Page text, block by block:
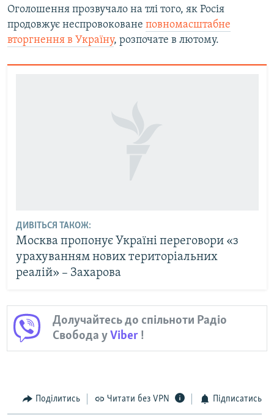
Оголошення прозвучало на тлі того, як Росія
продовжує неспровоковане повномасштабне
вторгнення в Україну, розпочате в лютому.
ДИВІТЬСЯ ТАКОЖ:
Москва пропонує Україні переговори «з
урахуванням нових територіальних
реалій» – Захарова
Долучайтесь до спільноти Радіо
Свобода уViber !
Поділитись Читати без VPN Підписатись